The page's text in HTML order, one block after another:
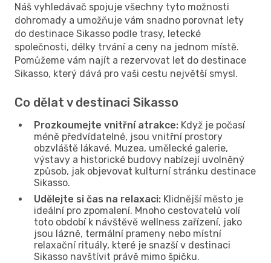
Náš vyhledávač spojuje všechny tyto možnosti
dohromady a umožňuje vám snadno porovnat lety
do destinace Sikasso podle trasy, letecké
společnosti, délky trvání a ceny na jednom místě.
Pomůžeme vám najít a rezervovat let do destinace
Sikasso, který dává pro vaši cestu největší smysl.
Co dělat v destinaci Sikasso
Prozkoumejte vnitřní atrakce: Když je počasí
méně předvídatelné, jsou vnitřní prostory
obzvláště lákavé. Muzea, umělecké galerie,
výstavy a historické budovy nabízejí uvolněný
způsob, jak objevovat kulturní stránku destinace
Sikasso.
Udělejte si čas na relaxaci: Klidnější město je
ideální pro zpomalení. Mnoho cestovatelů volí
toto období k návštěvě wellness zařízení, jako
jsou lázně, termální prameny nebo místní
relaxační rituály, které je snazší v destinaci
Sikasso navštívit právě mimo špičku.